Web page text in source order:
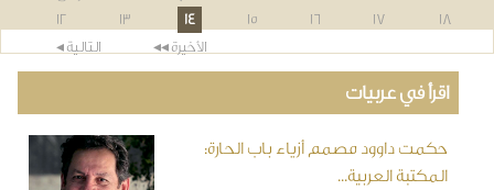
13 14 15 17
18
التالية ◂
الأخيرة ◂◂
اقرأ في عربيات
حكمت داوود مصمم أزياء باب الحارة:
المكتبة العربية...